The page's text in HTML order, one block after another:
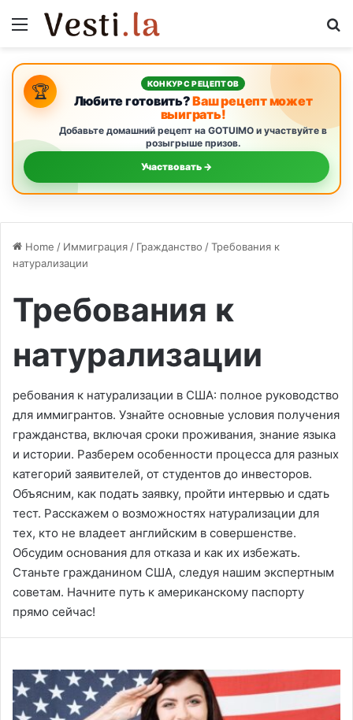
Menu
🏆 КОНКУРС РЕЦЕПТОВ
Любите готовить?Ваш рецепт может
выиграть!
Добавьте домашний рецепт на GOTUIMO и участвуйте в
розыгрыше призов.
Участвовать →
Home / Иммиграция / Гражданство /Требования к
натурализации
Требования к
натурализации
ребования к натурализации в США: полное руководство
для иммигрантов. Узнайте основные условия получения
гражданства, включая сроки проживания, знание языка
и истории. Разберем особенности процесса для разных
категорий заявителей, от студентов до инвесторов.
Объясним, как подать заявку, пройти интервью и сдать
тест. Расскажем о возможностях натурализации для
тех, кто не владеет английским в совершенстве.
Обсудим основания для отказа и как их избежать.
Станьте гражданином США, следуя нашим экспертным
советам. Начните путь к американскому паспорту
прямо сейчас!